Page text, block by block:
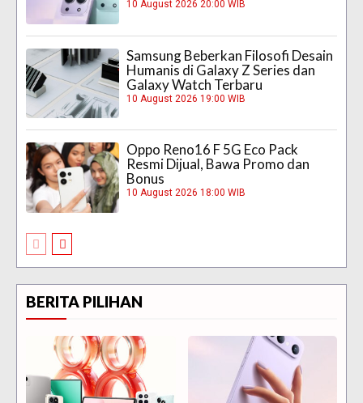
10 August 2026 20:00 WIB
Samsung Beberkan Filosofi Desain
Humanis di Galaxy Z Series dan
Galaxy Watch Terbaru
10 August 2026 19:00 WIB
Oppo Reno16 F 5G Eco Pack
Resmi Dijual, Bawa Promo dan
Bonus
10 August 2026 18:00 WIB
BERITA PILIHAN